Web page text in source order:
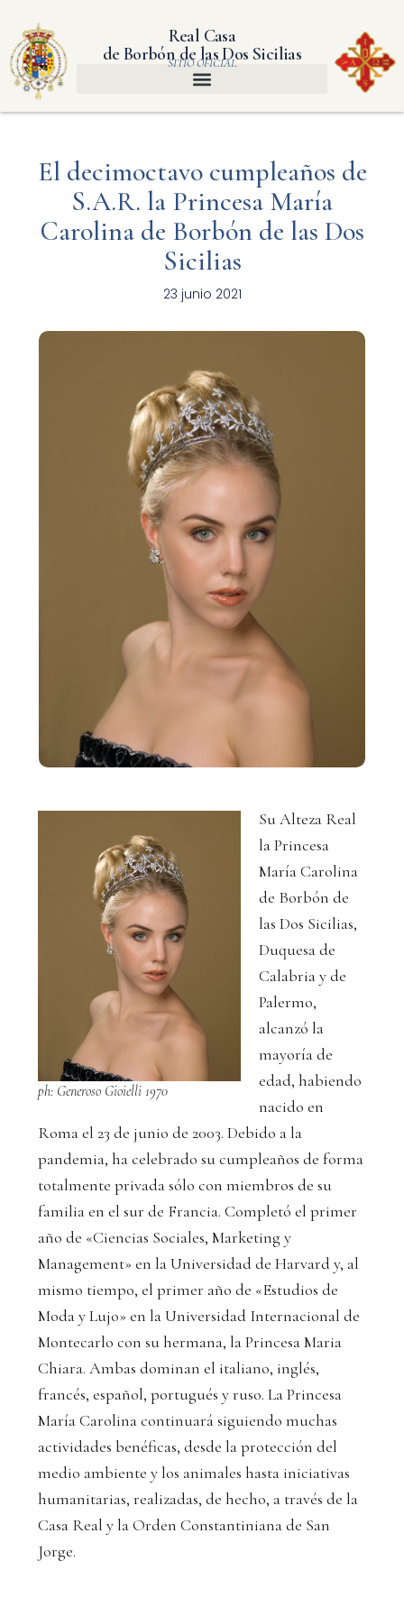
Real Casa
de Borbón de las Dos Sicilias
SITIO OFICIAL
El decimoctavo cumpleaños de
S.A.R. la Princesa María
Carolina de Borbón de las Dos
Sicilias
23 junio 2021
ph: Generoso Gioielli 1970
Su Alteza Real
la Princesa
María Carolina
de Borbón de
las Dos Sicilias,
Duquesa de
Calabria y de
Palermo,
alcanzó la
mayoría de
edad, habiendo
nacido en
Roma el 23 de junio de 2003. Debido a la
pandemia, ha celebrado su cumpleaños de forma
totalmente privada sólo con miembros de su
familia en el sur de Francia. Completó el primer
año de «Ciencias Sociales, Marketing y
Management» en la Universidad de Harvard y, al
mismo tiempo, el primer año de «Estudios de
Moda y Lujo» en la Universidad Internacional de
Montecarlo con su hermana, la Princesa Maria
Chiara. Ambas dominan el italiano, inglés,
francés, español, portugués y ruso. La Princesa
María Carolina continuará siguiendo muchas
actividades benéficas, desde la protección del
medio ambiente y los animales hasta iniciativas
humanitarias, realizadas, de hecho, a través de la
Casa Real y la Orden Constantiniana de San
Jorge.